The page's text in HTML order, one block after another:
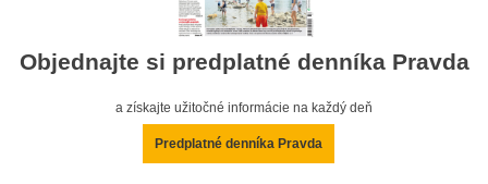
Objednajte si predplatné denníka Pravda
a získajte užitočné informácie na každý deň
Predplatné denníka Pravda